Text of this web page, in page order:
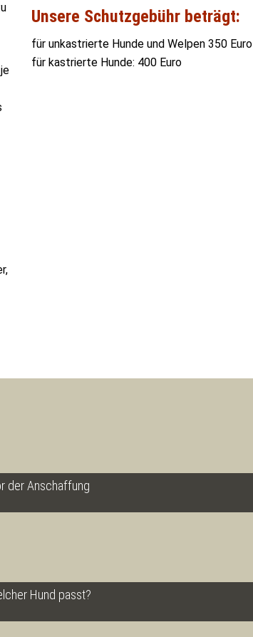
Unsere Schutzgebühr beträgt:
für unkastrierte Hunde und Welpen 350 Euro
für kastrierte Hunde: 400 Euro
der Anschaffung
Hund passt?